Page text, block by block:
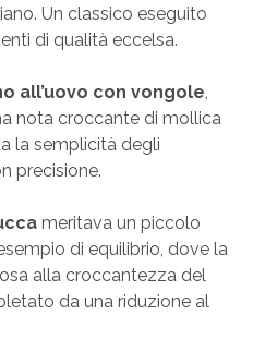
Un classico eseguito
di qualità eccelsa.
all’uovo con vongole,
nota croccante di mollica
la semplicità degli
precisione.
meritava un piccolo
di equilibrio, dove la
alla croccantezza del
da una riduzione al